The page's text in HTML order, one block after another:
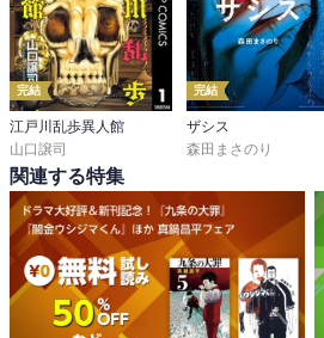
完結
江戸川乱歩異人館
山口譲司
完結
ザシス
森田まさのり
関連する特集